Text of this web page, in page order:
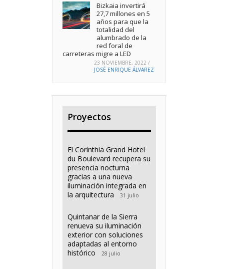
Bizkaia invertirá
27,7 millones en 5
años para que la
totalidad del
alumbrado de la
red foral de
carreteras migre a LED
23 NOVIEMBRE, 2022 /
JOSÉ ENRIQUE ÁLVAREZ
Proyectos
El Corinthia Grand Hotel
du Boulevard recupera su
presencia nocturna
gracias a una nueva
iluminación integrada en
la arquitectura
31 julio
Quintanar de la Sierra
renueva su iluminación
exterior con soluciones
adaptadas al entorno
histórico
28 julio